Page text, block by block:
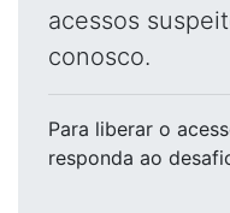
acessos
conosco.
Para liberar o
responda ao